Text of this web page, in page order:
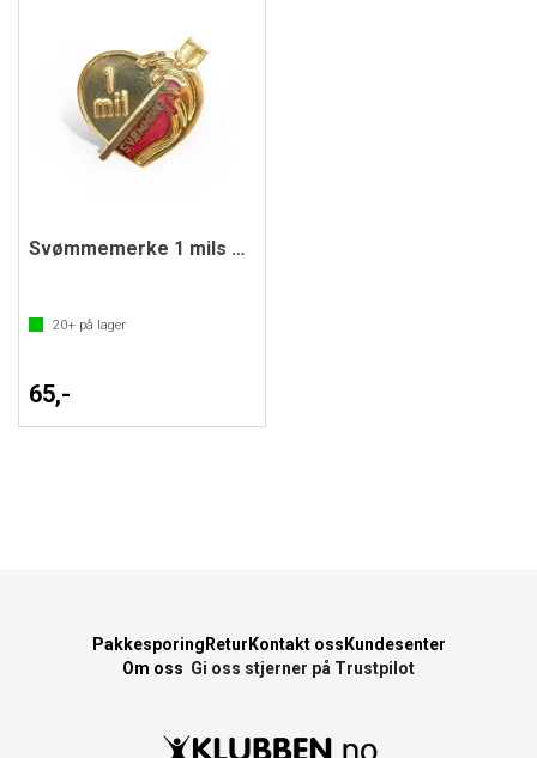
Svømmemerke 1 mils merket
20+ på lager
65,-
PakkesporingReturKontakt ossKundesenter
Om oss Gi oss stjerner på Trustpilot